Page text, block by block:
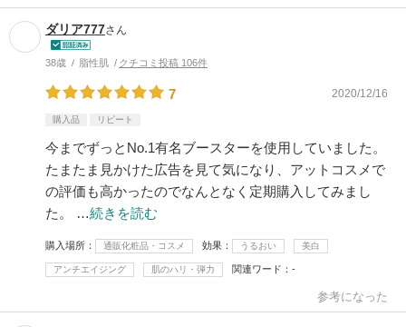
ダリア777さん
38歳 脂性肌 クチコミ投稿 106件
7 2020/12/16
購入品 リピート
今までずっとNo.1有名ブースターを使用していました。
たまたま見かけた広告を見て気になり、アットコスメで
の評価も高かったのでなんとなく定期購入してみまし
た。 …続きを読む
購入場所 通販化粧品・コスメ 効果 うるおい 美白
アンチエイジング 肌のハリ・弾力 関連ワード -
参考になった